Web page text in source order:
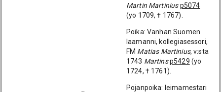
Martin Martinius p5074
(yo 1709, † 1767).
Poika: Vanhan Suomen
laamanni, kollegiasessori,
FM Matias Martinius, v:sta
1743 Martinsp5429 (yo
1724, † 1761).
Pojanpoika: leimamestari